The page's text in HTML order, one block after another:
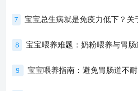
7
8
9 宝宝喂养指南：避免胃肠道不